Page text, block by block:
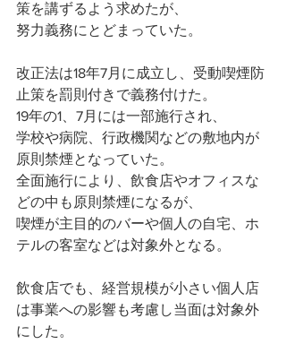
策を講ずるよう求めたが、
努力義務にとどまっていた。
改正法は18年7月に成立し、受動喫煙防
止策を罰則付きで義務付けた。
19年の1、7月には一部施行され、
学校や病院、行政機関などの敷地内が
原則禁煙となっていた。
全面施行により、飲食店やオフィスな
どの中も原則禁煙になるが、
喫煙が主目的のバーや個人の自宅、ホ
テルの客室などは対象外となる。
飲食店でも、経営規模が小さい個人店
は事業への影響も考慮し当面は対象外
にした。